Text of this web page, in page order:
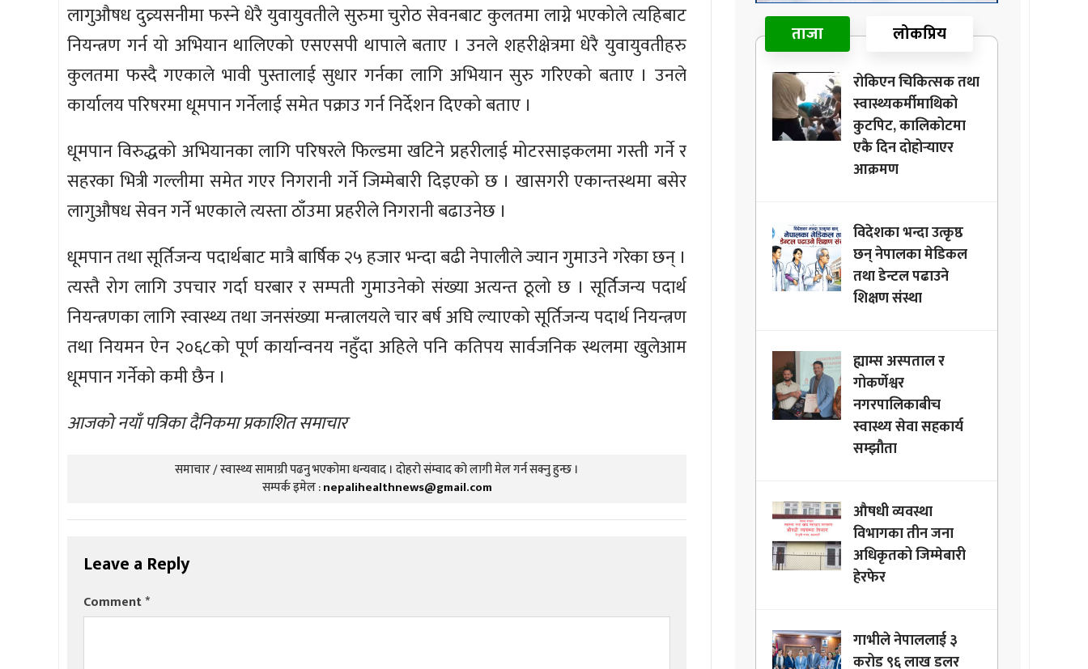
लागुऔषध दुव्र्यसनीमा फस्ने धेरै युवायुवतीले सुरुमा चुरोठ सेवनबाट कुलतमा लाग्ने भएकोले त्यहिबाट
नियन्त्रण गर्न यो अभियान थालिएको एसएसपी थापाले बताए । उनले शहरीक्षेत्रमा धेरै युवायुवतीहरु
कुलतमा फस्दै गएकाले भावी पुस्तालाई सुधार गर्नका लागि अभियान सुरु गरिएको बताए । उनले
कार्यालय परिषरमा धूमपान गर्नेलाई समेत पक्राउ गर्न निर्देशन दिएको बताए ।
धूमपान विरुद्धको अभियानका लागि परिषरले फिल्डमा खटिने प्रहरीलाई मोटरसाइकलमा गस्ती गर्ने र
सहरका भित्री गल्लीमा समेत गएर निगरानी गर्ने जिम्मेबारी दिइएको छ । खासगरी एकान्तस्थमा बसेर
लागुऔषध सेवन गर्ने भएकाले त्यस्ता ठाँउमा प्रहरीले निगरानी बढाउनेछ ।
धूमपान तथा सूर्तिजन्य पदार्थबाट मात्रै बार्षिक २५ हजार भन्दा बढी नेपालीले ज्यान गुमाउने गरेका छन् ।
त्यस्तै रोग लागि उपचार गर्दा घरबार र सम्पती गुमाउनेको संख्या अत्यन्त ठूलो छ । सूर्तिजन्य पदार्थ
नियन्त्रणका लागि स्वास्थ्य तथा जनसंख्या मन्त्रालयले चार बर्ष अघि ल्याएको सूर्तिजन्य पदार्थ नियन्त्रण
तथा नियमन ऐन २०६८को पूर्ण कार्यान्वनय नहुँदा अहिले पनि कतिपय सार्वजनिक स्थलमा खुलेआम
धूमपान गर्नेको कमी छैन ।
आजको नयाँ पत्रिका दैनिकमा प्रकाशित समाचार
समाचार / स्वास्थ्य सामाग्री पढनु भएकोमा धन्यवाद । दोहरो संम्वाद को लागी मेल गर्न सक्नु हुन्छ ।
सम्पर्क इमेल :nepalihealthnews@gmail.com
Leave a Reply
Comment*
ताजा लोकप्रिय
रोकिएन चिकित्सक तथा
स्वास्थ्यकर्मीमाथिको
कुटपिट, कालिकोटमा
एकै दिन दोहोर्‍याएर
आक्रमण
विदेशका भन्दा उत्कृष्ठ
छन् नेपालका मेडिकल
तथा डेन्टल पढाउने
शिक्षण संस्था
ह्याम्स अस्पताल र
गोकर्णेश्वर
नगरपालिकाबीच
स्वास्थ्य सेवा सहकार्य
सम्झौता
औषधी व्यवस्था
विभागका तीन जना
अधिकृतको जिम्मेबारी
हेरफेर
गाभीले नेपाललाई ३
करोड ९६ लाख डलर